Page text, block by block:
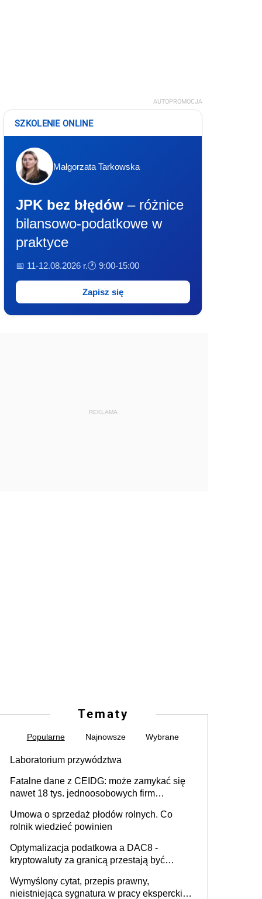
AUTOPROMOCJA
SZKOLENIE ONLINE
Małgorzata Tarkowska
JPK bez błędów – różnice
bilansowo-podatkowe w
praktyce
📅 11-12.08.2026 r.🕐 9:00-15:00
Zapisz się
REKLAMA
Tematy
Popularne Najnowsze Wybrane
Laboratorium przywództwa
Fatalne dane z CEIDG: może zamykać się
nawet 18 tys. jednoosobowych firm
Umowa o sprzedaż płodów rolnych. Co
rolnik wiedzieć powinien
Optymalizacja podatkowa a DAC8 -
kryptowaluty za granicą przestają być
Wymyślony cytat, przepis prawny,
nieistniejąca sygnatura w pracy eksperckiej -